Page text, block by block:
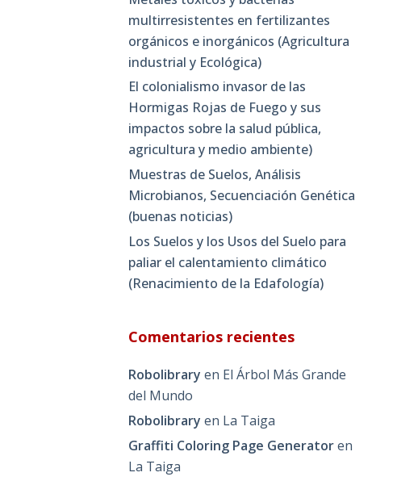
multirresistentes en fertilizantes
orgánicos e inorgánicos (Agricultura
industrial y Ecológica)
El colonialismo invasor de las
Hormigas Rojas de Fuego y sus
impactos sobre la salud pública,
agricultura y medio ambiente)
Muestras de Suelos, Análisis
Microbianos, Secuenciación Genética
(buenas noticias)
Los Suelos y los Usos del Suelo para
paliar el calentamiento climático
(Renacimiento de la Edafología)
Comentarios recientes
Robolibrary en El Árbol Más Grande
del Mundo
Robolibrary en La Taiga
Graffiti Coloring Page Generatoren
La Taiga